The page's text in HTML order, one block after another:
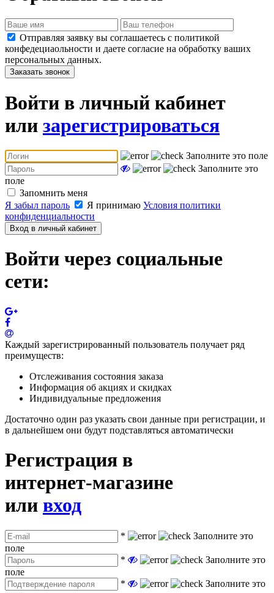
Отправляя заявку вы соглашаетесь с политикой
конфедециаольности и даете согласие на обработку ваших
персональных данных.
Заказать звонок
Войти в личный кабинет
или зарегистрироваться
Заполните это поле
Заполните это
поле
Запомнить меня
Я забыл пароль
Я принимаю Условия политики
конфиденциальности
Вход в личный кабинет
Войти через социальные
сети:
Каждый зарегистрированный пользователь получает ряд
преимуществ:
Отслеживания состояния заказа
Информация об акциях и скидках
Индивидуальные предложения
Достаточно один раз указать свои данные при регистрации, и
в дальнейшем они будут подставляться автоматически
Регистрация в
интернет-магазине
или вход
*
Заполните это
поле
*
Заполните это
поле
*
Заполните это